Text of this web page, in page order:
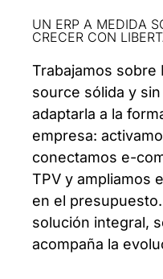
UN ERP A MEDIDA
CRECER CON
Trabajamos sobre
source sólida y
adaptarla a la
empresa:
conectamos e-
TPV y ampliamos
en el
solución integral,
acompaña la